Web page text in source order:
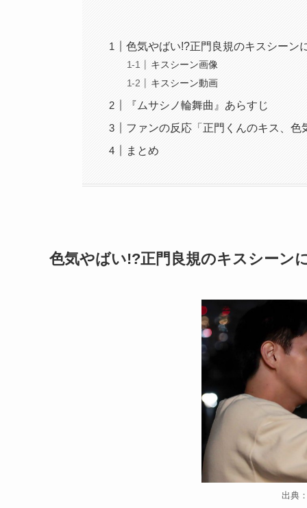
色気やばい!?正門良規のキスシーン
キスシーン画像
キスシーン動画
『ムサシノ輪舞曲』あらすじ
ファンの反応「正門くんのキス、色
まとめ
色気やばい!?正門良規のキスシーン
出典